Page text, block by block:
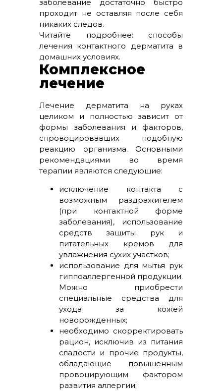
заболевание достаточно быстро
проходит не оставляя после себя
никаких следов.
Читайте подробнее: способы
лечения контактного дерматита в
домашних условиях.
Комплексное
лечение
Лечение дерматита на руках
целиком и полностью зависит от
формы заболевания и факторов,
спровоцировавших подобную
реакцию организма. Основными
рекомендациями во время
терапии являются следующие:
исключение контакта с
возможным раздражителем
(при контактной форме
заболевания), использование
средств защиты рук и
питательных кремов для
увлажнения сухих участков;
использование для мытья рук
гиппоаллергенной продукции.
Можно приобрести
специальные средства для
ухода за кожей
новорожденных;
необходимо скорректировать
рацион, исключив из питания
сладости и прочие продукты,
обладающие повышенным
провоцирующим фактором
развития аллергии;